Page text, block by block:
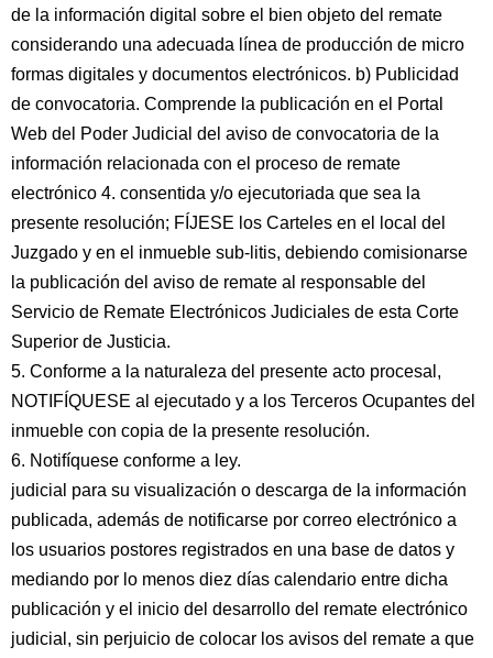
de la información digital sobre el bien objeto del remate
considerando una adecuada línea de producción de micro
formas digitales y documentos electrónicos. b) Publicidad
de convocatoria. Comprende la publicación en el Portal
Web del Poder Judicial del aviso de convocatoria de la
información relacionada con el proceso de remate
electrónico 4. consentida y/o ejecutoriada que sea la
presente resolución; FÍJESE los Carteles en el local del
Juzgado y en el inmueble sub-litis, debiendo comisionarse
la publicación del aviso de remate al responsable del
Servicio de Remate Electrónicos Judiciales de esta Corte
Superior de Justicia.
5. Conforme a la naturaleza del presente acto procesal,
NOTIFÍQUESE al ejecutado y a los Terceros Ocupantes del
inmueble con copia de la presente resolución.
6. Notifíquese conforme a ley.
judicial para su visualización o descarga de la información
publicada, además de notificarse por correo electrónico a
los usuarios postores registrados en una base de datos y
mediando por lo menos diez días calendario entre dicha
publicación y el inicio del desarrollo del remate electrónico
judicial, sin perjuicio de colocar los avisos del remate a que